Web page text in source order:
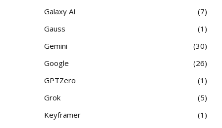
Galaxy AI
7
Gauss
1
Gemini
30
Google
26
GPTZero
1
Grok
5
Keyframer
1